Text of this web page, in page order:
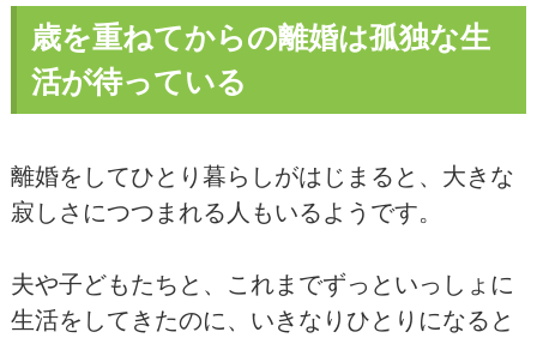
歳を重ねてからの離婚は孤独な生
活が待っている
離婚をしてひとり暮らしがはじまると、大きな
寂しさにつつまれる人もいるようです。
夫や子どもたちと、これまでずっといっしょに
生活をしてきたのに、いきなりひとりになると